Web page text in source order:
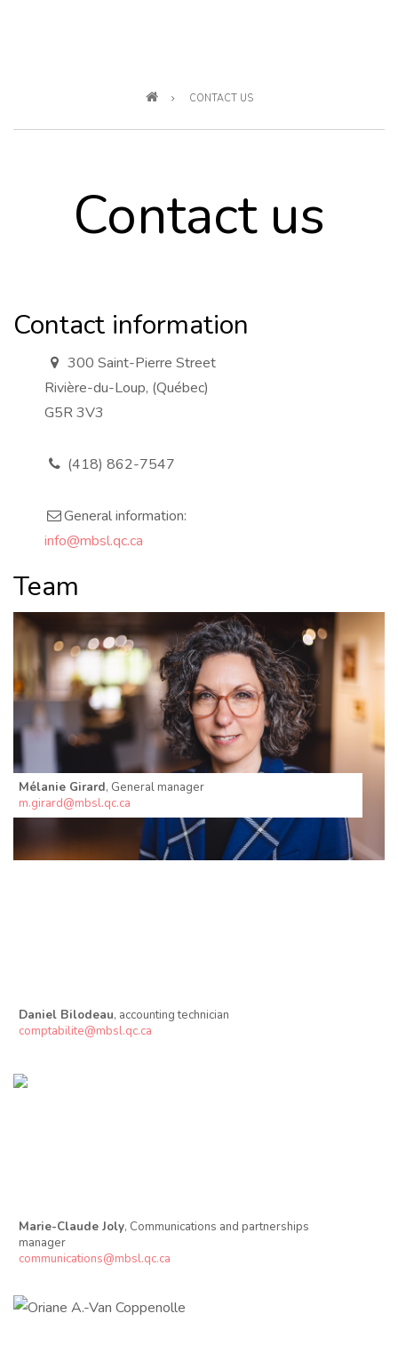
Breadcrumb CONTACT US
Contact us
Contact information
a
d
e
300 Saint-Pierre Street
Rivière-du-Loup, (Québec)
G5R 3V3
p
e
(418) 862-7547
e
a
General information:
info@mbsl.qc.ca
Team
Mélanie Girard, General manager
m.girard@mbsl.qc.ca
Daniel Bilodeau, accounting technician
comptabilite@mbsl.qc.ca
Marie-Claude Joly, Communications and partnerships
manager
communications@mbsl.qc.ca